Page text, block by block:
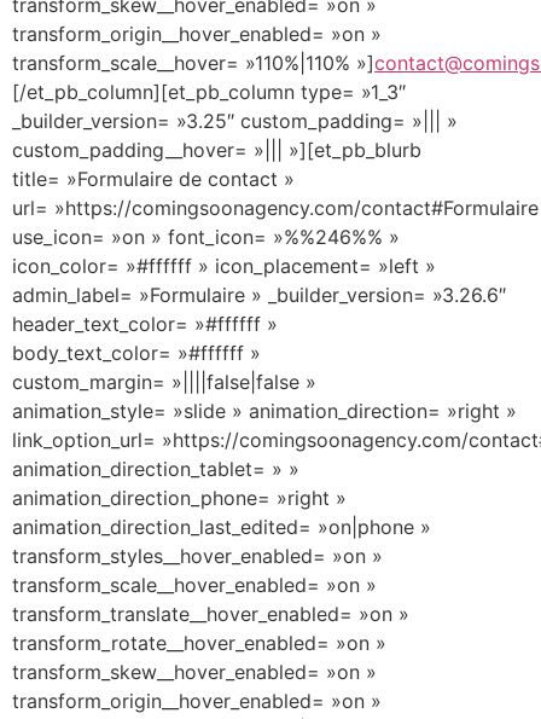
transform_skew__hover_enabled= »on »
transform_origin__hover_enabled= »on »
transform_scale__hover= »110%|110% »]
[/et_pb_column][et_pb_column type= »1_3″
_builder_version= »3.25″ custom_padding= »||| »
custom_padding__hover= »||| »][et_pb_blurb
title= »Formulaire de contact »
url= »https://comingsoonagency.com/
use_icon= »on » font_icon= »%%246%% »
icon_color= »#ffffff » icon_placement= »left »
admin_label= »Formulaire » _builder_version= »3.26.6″
header_text_color= »#ffffff »
body_text_color= »#ffffff »
custom_margin= »||||false|false »
animation_style= »slide » animation_direction= »right »
link_option_url= »https://comingsoonagency.com/
animation_direction_tablet= » »
animation_direction_phone= »right »
animation_direction_last_edited= »on|phone »
transform_styles__hover_enabled= »on »
transform_scale__hover_enabled= »on »
transform_translate__hover_enabled= »on »
transform_rotate__hover_enabled= »on »
transform_skew__hover_enabled= »on »
transform_origin__hover_enabled= »on »